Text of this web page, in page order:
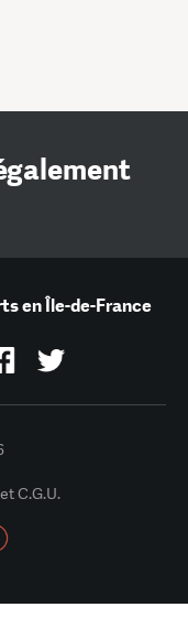
en Île-de-France
C.G.U.